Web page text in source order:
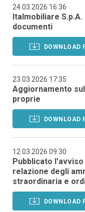
24.03.2026 16:36
Italmobiliare
documenti
DOWNLOAD
23.03.2026 17:35
Aggiornamento
proprie
DOWNLOAD
12.03.2026 09:30
Pubblicato
relazione degli
straordinaria e
DOWNLOAD